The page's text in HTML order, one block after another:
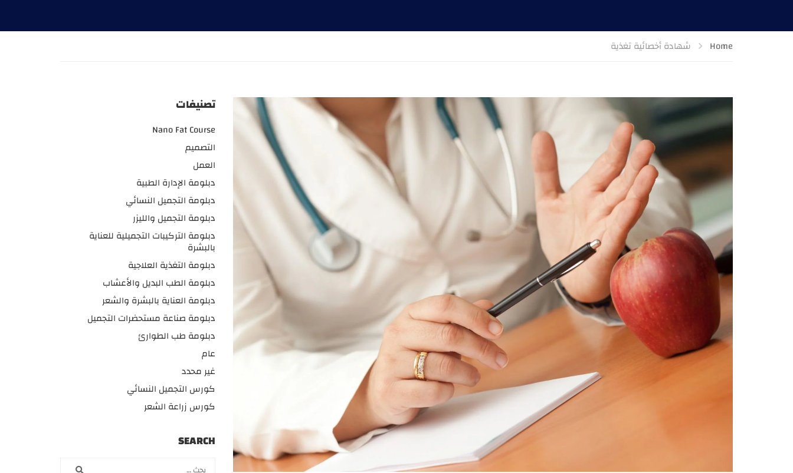
Home شهادة أخصائية تغذية
تصنيفات
Nano Fat Course
التصميم
العمل
دبلومة الإدارة الطبية
دبلومة التجميل النسائي
دبلومة التجميل والليزر
دبلومة التركيبات التجميلية للعناية
بالبشرة
دبلومة التغذية العلاجية
دبلومة الطب البديل والأعشاب
دبلومة العناية بالبشرة والشعر
دبلومة صناعة مستحضرات التجميل
دبلومة طب الطوارئ
عام
غير محدد
كورس التجميل النسائي
كورس زراعة الشعر
SEARCH